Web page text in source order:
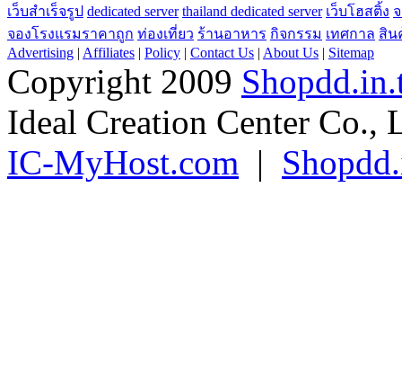
เว็บสำเร็จรูป dedicated server thailand dedicated server เว็บโฮสติ้ง
จองโรงแรมราคาถูก ท่องเที่ยว ร้านอาหาร กิจกรรม เทศกาล สิน
Advertising | Affiliates | Policy | Contact Us | About Us | Sitemap
Copyright 2009
Ideal Creation Center Co.,
IC-MyHost.com |